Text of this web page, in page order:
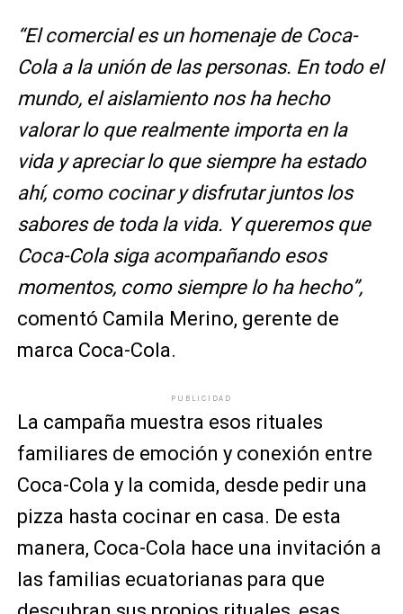
“El comercial es un homenaje de Coca-
Cola a la unión de las personas. En todo el
mundo, el aislamiento nos ha hecho
valorar lo que realmente importa en la
vida y apreciar lo que siempre ha estado
ahí, como cocinar y disfrutar juntos los
sabores de toda la vida. Y queremos que
Coca-Cola siga acompañando esos
momentos, como siempre lo ha hecho”,
comentó Camila Merino, gerente de
marca Coca-Cola.
PUBLICIDAD
La campaña muestra esos rituales
familiares de emoción y conexión entre
Coca-Cola y la comida, desde pedir una
pizza hasta cocinar en casa. De esta
manera, Coca-Cola hace una invitación a
las familias ecuatorianas para que